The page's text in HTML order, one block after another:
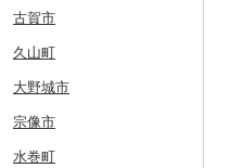
厚真町
奥尻町
網走市
浦河町
広尾町
中泊町
外ヶ浜町
つがる市
弘前市
鰺ヶ沢町
西和賀町
北上市
平泉町
洋野町
大船渡市
蔵王町
女川町
気仙沼市
美里町
松島町
八峰町
鹿角市
大仙市
八郎潟町
山辺町
戸沢村
舟形町
最上町
真室川町
磐梯町
三春町
本宮市
柳津町
鮫川村
常陸大宮市
笠間市
行方市
結城市
城里町
益子町
芳賀町
野木町
前橋市
藤岡市
邑楽町
板倉町
嬬恋村
幸手市
日高市
蓮田市
川越市
宮代町
いすみ市
東庄町
館山市
大網白里市
一宮町
北区
多摩市
稲城市
世田谷区
日の出町
綾瀬市
横須賀市
三浦市
大磯町
箱根町
柏崎市
村上市
妙高市
聖籠町
刈羽村
身延町
早川町
南部町
昭和町
甲府市
伊那市
立科町
東御市
中野市
豊丘村
中津川市
高山市
郡上市
白川村
御嵩町
袋井市
熱海市
掛川市
伊豆の国市
小山町
愛知県（県庁）
蒲郡市
東郷町
犬山市
弥富市
津市
名張市
東員町
玉城町
精華町
南山城村
京都市
舞鶴市
和束町
富田林市
松原市
柏原市
羽曳野市
大阪府（府庁）
稲美町
養父市
南あわじ市
洲本市
猪名川町
川上村
斑鳩町
平群町
黒滝村
御所市
日高川町
紀の川市
上富田町
白浜町
由良町
総社市
新庄村
高梁市
勝央町
倉敷市
三原市
安芸高田市
松茂町
佐那河内村
北島町
吉野川市
四国中央市
安田町
南国市
仁淀川町
大月町
三原村
古賀市
久山町
大野城市
宗像市
水巻町